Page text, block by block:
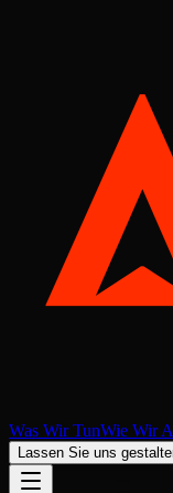
Was Wir TunWie Wir
Lassen Sie uns